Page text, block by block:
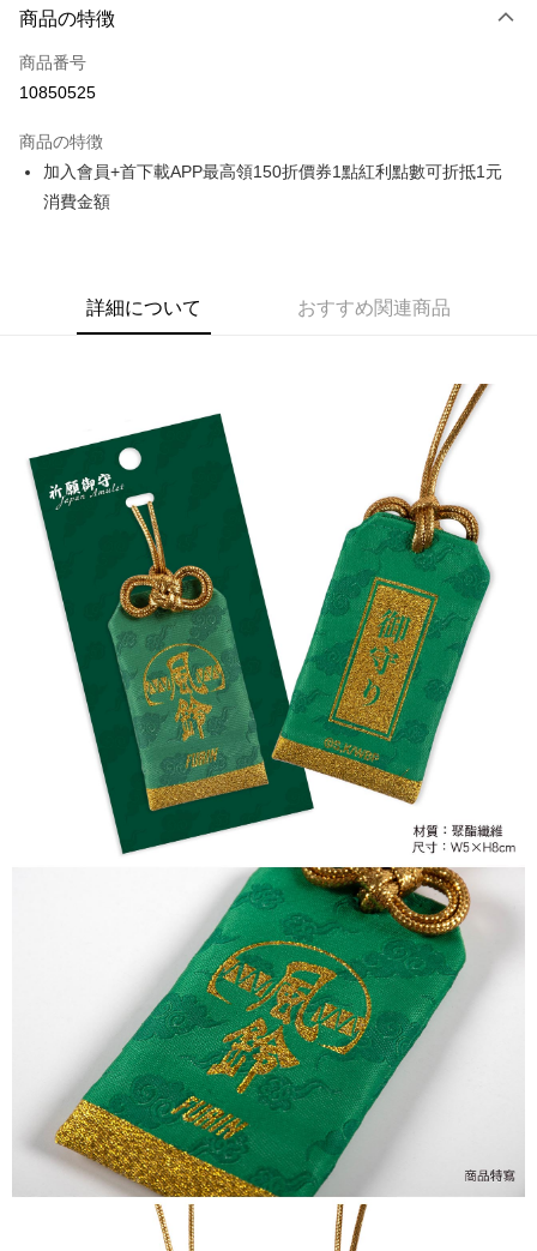
クレジットカード1回払い
コンビニ店頭代金引換
Apple Pay
Easy Wallet
代金引換
全家取貨付款
配送毎にNT$65、NT$1,300以上で送料無料
付款後全家取貨
配送毎にNT$65、NT$1,300以上で送料無料
(不開放使用，請勿選取）
配送毎にNT$9,999
7-11取貨付款
配送毎にNT$65、NT$1,300以上で送料無料
付款後7-11取貨
配送毎にNT$65、NT$1,300以上で送料無料
宅配-木棉花樂園專用
配送毎にNT$100、NT$1,300以上で送料無料
宅配-離島(澎湖/金門/馬祖)-木棉花樂園專用
商品の特徴
商品番号
10850525
商品の特徴
加入會員+首下載APP最高領150折價券1點紅利點數可折抵1元
消費金額
詳細について おすすめ関連商品